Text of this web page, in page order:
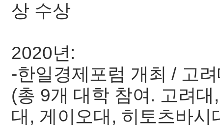
상 수상
2020년:
-한일경제포럼 개최 / 고
(총 9개 대학 참여. 고려
대, 게이오대, 히토츠바시